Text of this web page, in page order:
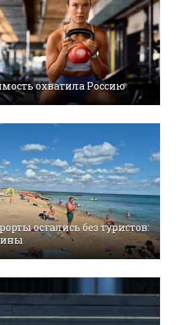
охватила Россию
остались без туристов: